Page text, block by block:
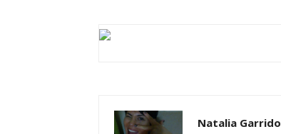
Natalia Garrido